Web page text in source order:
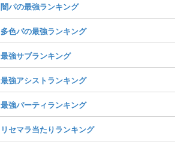
闇パの最強ランキング
多色パの最強ランキング
最強サブランキング
最強アシストランキング
最強パーティランキング
リセマラ当たりランキング